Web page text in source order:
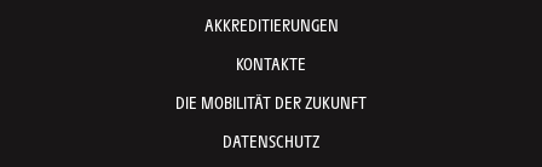
AKKREDITIERUNGEN
KONTAKTE
DIE MOBILITÄT DER ZUKUNFT
DATENSCHUTZ